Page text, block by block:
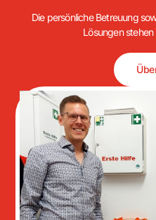
Die persönliche Betreuung
Lösungen stehen